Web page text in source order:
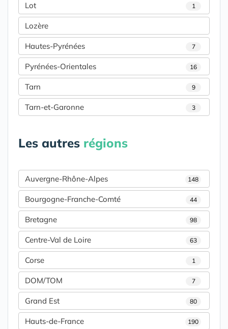
Lot 1
Lozère
Hautes-Pyrénées 7
Pyrénées-Orientales 16
Tarn 9
Tarn-et-Garonne 3
Les autres régions
Auvergne-Rhône-Alpes 148
Bourgogne-Franche-Comté 44
Bretagne 98
Centre-Val de Loire 63
Corse 1
DOM/TOM 7
Grand Est 80
Hauts-de-France 190